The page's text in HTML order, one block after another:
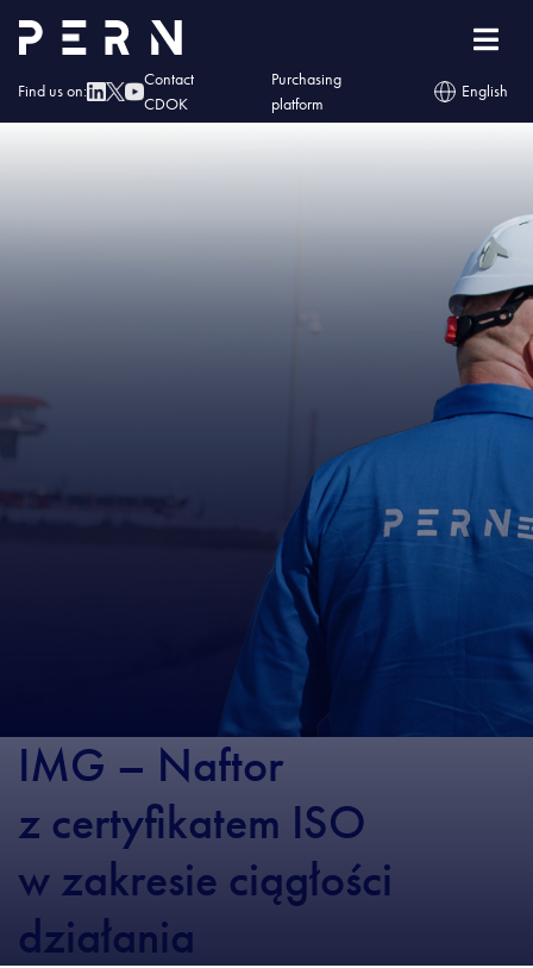
Find us on:
Contact
CDOK
Purchasing
platform
English
Home »IMG – Naftor z certyfikatem ISO w zakresie ciągłości działania
IMG – Naftor
z certyfikatem ISO
w zakresie ciągłości
działania